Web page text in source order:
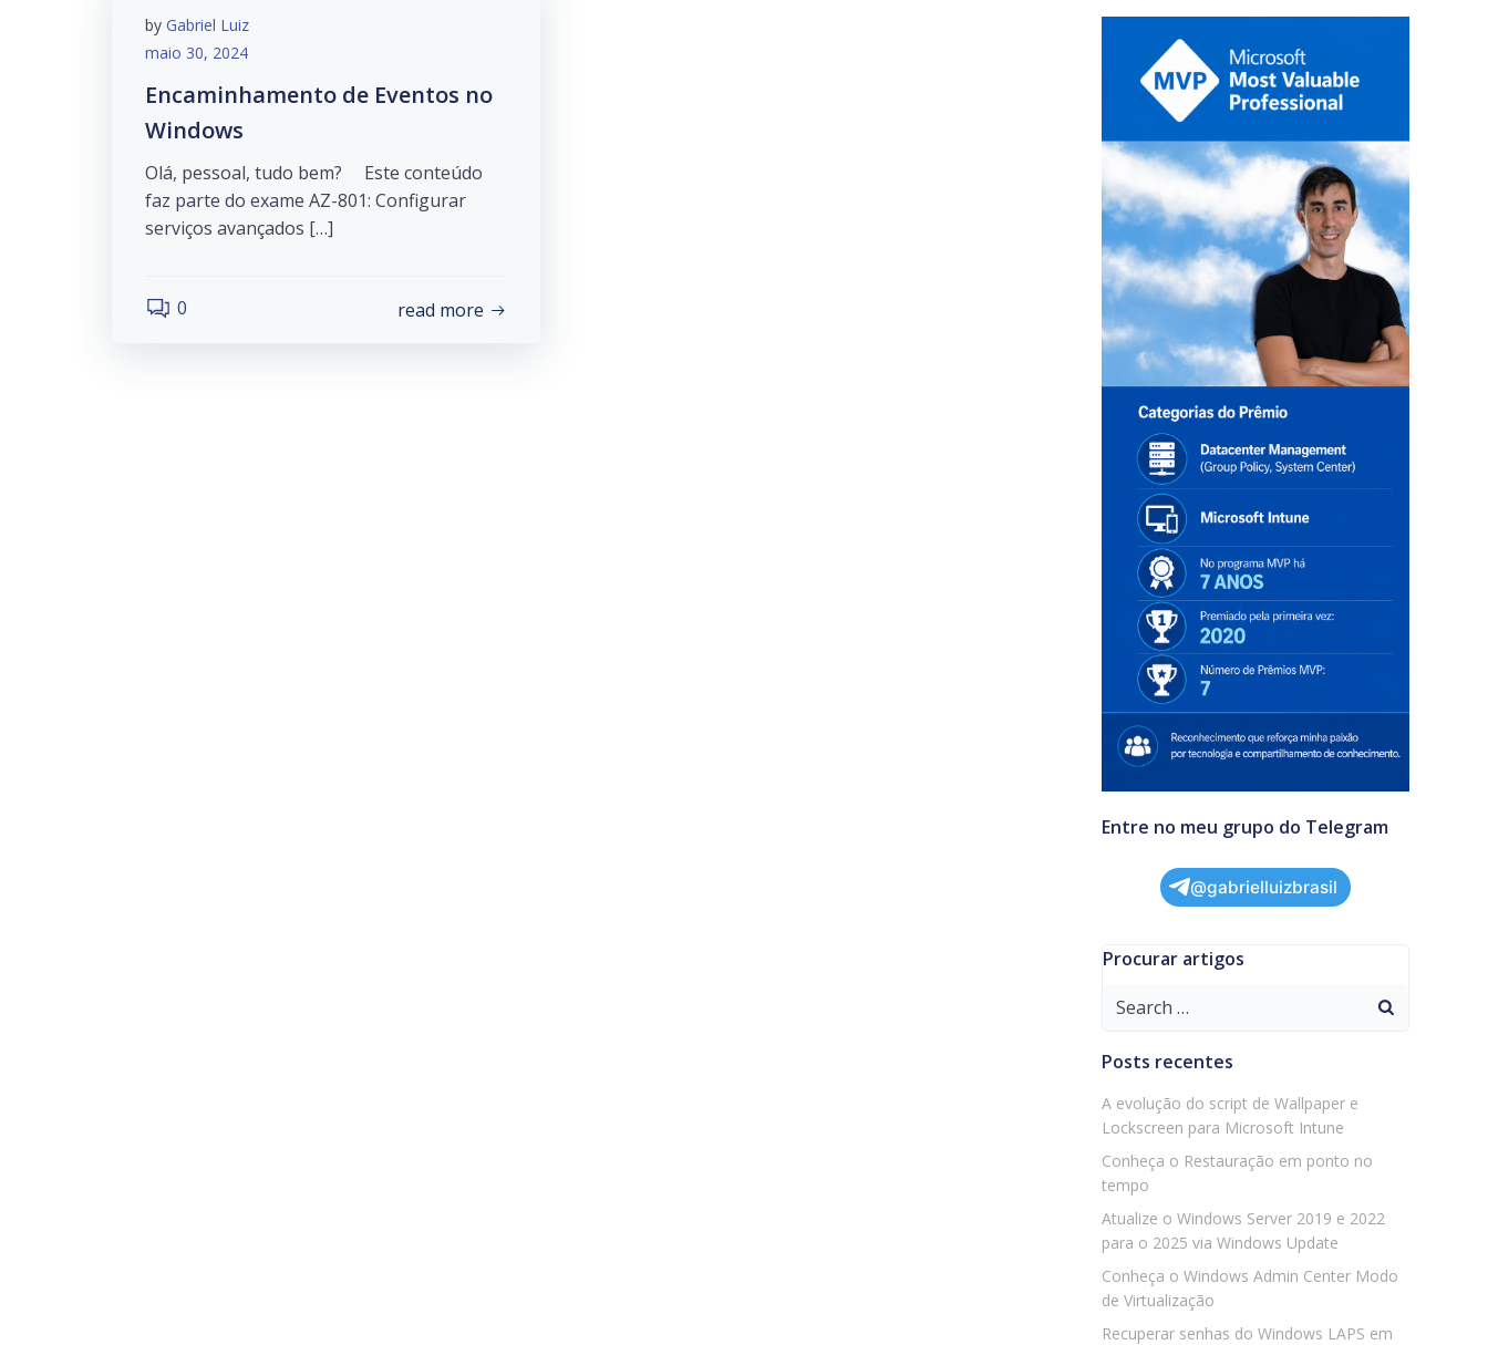
by Gabriel Luiz
maio 30, 2024
Encaminhamento de Eventos no
Windows
Olá, pessoal, tudo bem? Este conteúdo
faz parte do exame AZ-801: Configurar
serviços avançados […]
0 read more
Entre no meu grupo do Telegram
@gabrielluizbrasil
Procurar artigos
Search
Posts recentes
A evolução do script de Wallpaper e
Lockscreen para Microsoft Intune
Conheça o Restauração em ponto no
tempo
Atualize o Windows Server 2019 e 2022
para o 2025 via Windows Update
Conheça o Windows Admin Center Modo
de Virtualização
Recuperar senhas do Windows LAPS em